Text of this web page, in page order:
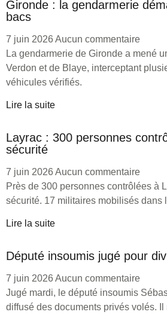
Gironde : la gendarmerie
bacs
7 juin 2026Aucun commentaire
La gendarmerie de Gironde a mené
Verdon et de Blaye, interceptant
véhicules vérifiés.
Lire la suite
Layrac : 300 personnes
sécurité
7 juin 2026Aucun commentaire
Près de 300 personnes contrôlées à
sécurité. 17 militaires mobilisés dans
Lire la suite
Député insoumis jugé pour
7 juin 2026Aucun commentaire
Jugé mardi, le député insoumis
diffusé des documents privés volés.